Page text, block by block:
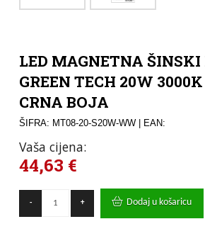
LED MAGNETNA ŠINSKI
GREEN TECH 20W
CRNA BOJA
ŠIFRA: MT08-20-S20W-WW| EAN:
Vaša cijena:
44,63 €
-
MAGNETNA
ŠINSKI
+ Dodaj u košaricu